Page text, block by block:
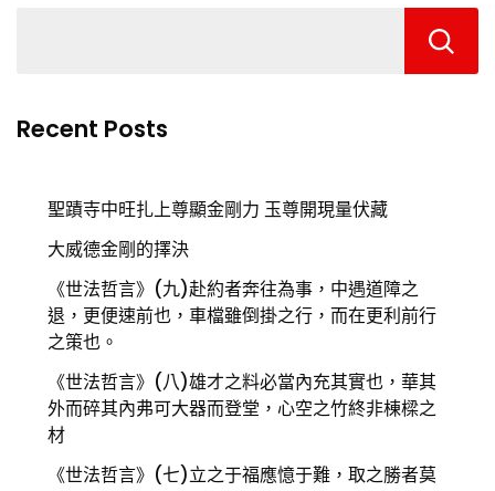
Recent Posts
聖蹟寺中旺扎上尊顯金剛力 玉尊開現量伏藏
大威德金剛的擇決
《世法哲言》(九)赴約者奔往為事，中遇道障之
退，更便速前也，車檔雖倒掛之行，而在更利前行
之策也。
《世法哲言》(八)雄才之料必當內充其實也，華其
外而碎其內弗可大器而登堂，心空之竹終非棟樑之
材
《世法哲言》(七)立之于福應憶于難，取之勝者莫